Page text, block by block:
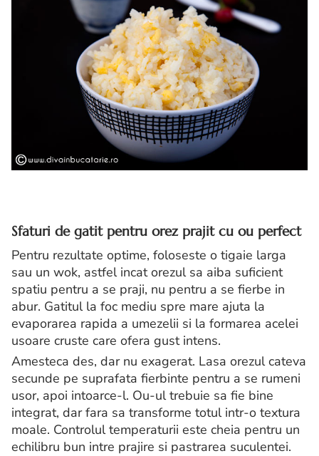
Sfaturi de gatit pentru orez prajit cu ou perfect
Pentru rezultate optime, foloseste o tigaie larga
sau un wok, astfel incat orezul sa aiba suficient
spatiu pentru a se praji, nu pentru a se fierbe in
abur. Gatitul la foc mediu spre mare ajuta la
evaporarea rapida a umezelii si la formarea acelei
usoare cruste care ofera gust intens.
Amesteca des, dar nu exagerat. Lasa orezul cateva
secunde pe suprafata fierbinte pentru a se rumeni
usor, apoi intoarce-l. Ou-ul trebuie sa fie bine
integrat, dar fara sa transforme totul intr-o textura
moale. Controlul temperaturii este cheia pentru un
echilibru bun intre prajire si pastrarea suculentei.